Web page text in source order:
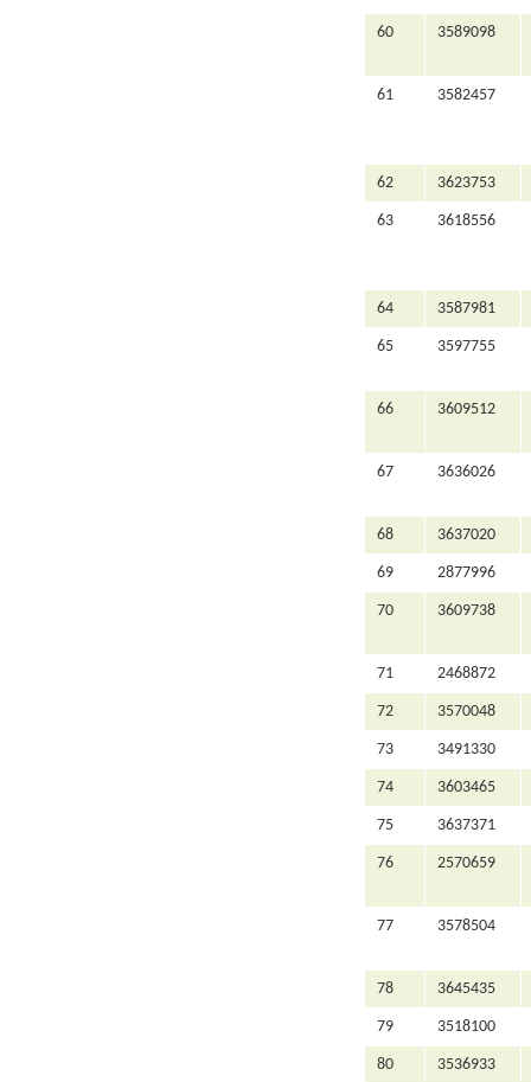
60 3589098
61 3582457
62 3623753
63 3618556
64 3587981
65 3597755
66 3609512
67 3636026
68 3637020
69 2877996
70 3609738
71 2468872
72 3570048
73 3491330
74 3603465
75 3637371
76 2570659
77 3578504
78 3645435
79 3518100
80 3536933